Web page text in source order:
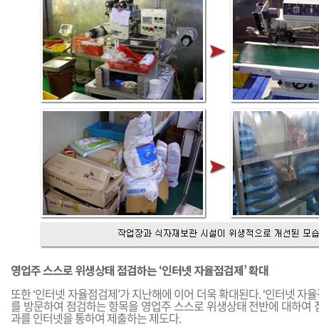
영업주 스스로 위생상태 점검하는 ‘인터넷 자율점검제’ 확대
또한 ‘인터넷 자율점검제’가 지난해에 이어 더욱 확대된다. ‘인터넷 자
를 방문하여 점검하는 항목을 영업주 스스로 위생상태 전반에 대하여
과를 인터넷을 통하여 제출하는 제도다.